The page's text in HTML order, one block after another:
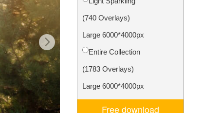
(740 Overlays)
Large 6000*4000px
Entire Collection
(1783 Overlays)
Large 6000*4000px
Free download